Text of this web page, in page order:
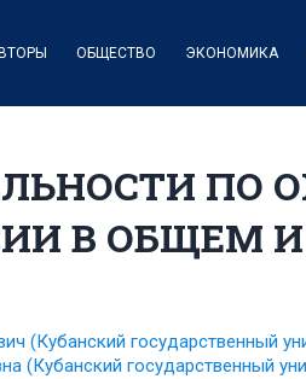
ОБЩЕСТВО ЭКОНОМИКА
ПО
В ОБЩЕМ
(Кубанский государственный
(Кубанский государственный